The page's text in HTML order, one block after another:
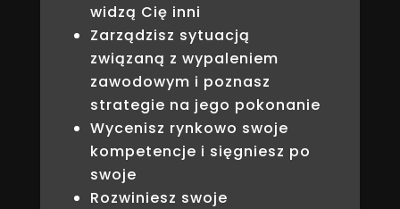
widzą Cię inni
Zarządzisz sytuacją
związaną z wypaleniem
zawodowym i poznasz
strategie na jego pokonanie
Wycenisz rynkowo swoje
kompetencje i sięgniesz po
swoje
Rozwiniesz swoje